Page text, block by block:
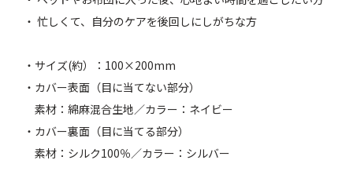
・ 忙しくて、自分のケアを後回しにしがちな方
・サイズ(約）：100×200mm
・カバー表面（目に当てない部分）
素材：綿麻混合生地／カラー：ネイビー
・カバー裏面（目に当てる部分）
素材：シルク100％／カラー：シルバー